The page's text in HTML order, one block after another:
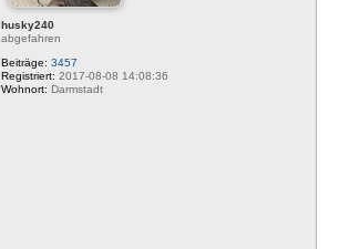
husky240
abgefahren
Beiträge: 3457
Registriert: 2017-08-08 14:08:36
Wohnort: Darmstadt